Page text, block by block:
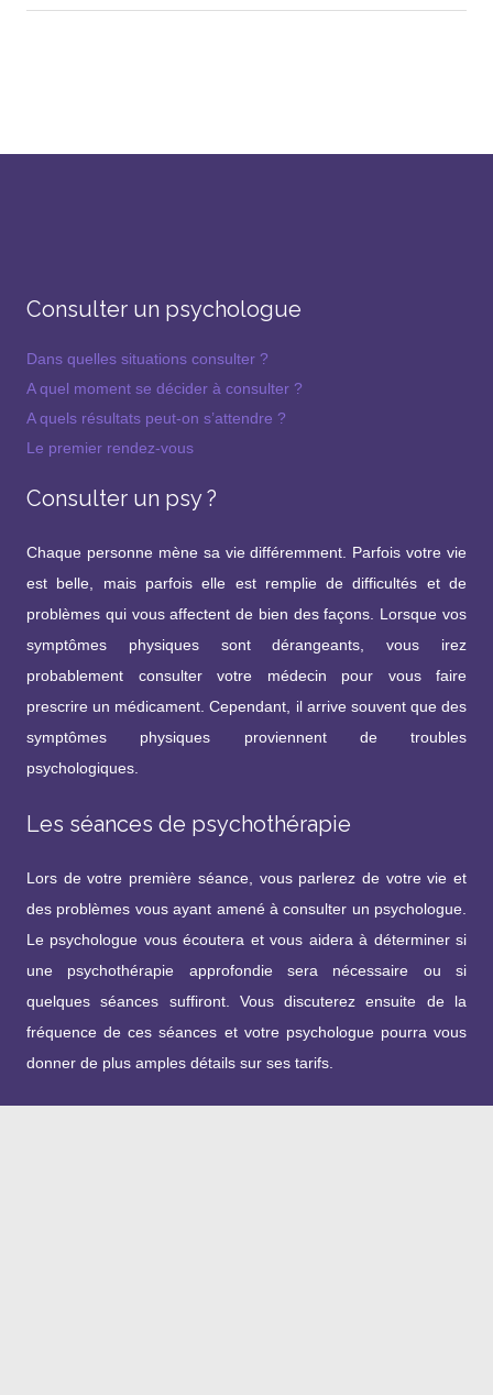
Consulter un psychologue
Dans quelles situations consulter ?
A quel moment se décider à consulter ?
A quels résultats peut-on s’attendre ?
Le premier rendez-vous
Consulter un psy ?
Chaque personne mène sa vie différemment. Parfois votre vie
est belle, mais parfois elle est remplie de difficultés et de
problèmes qui vous affectent de bien des façons. Lorsque vos
symptômes physiques sont dérangeants, vous irez
probablement consulter votre médecin pour vous faire
prescrire un médicament. Cependant, il arrive souvent que des
symptômes physiques proviennent de troubles
psychologiques.
Les séances de psychothérapie
Lors de votre première séance, vous parlerez de votre vie et
des problèmes vous ayant amené à consulter un psychologue.
Le psychologue vous écoutera et vous aidera à déterminer si
une psychothérapie approfondie sera nécessaire ou si
quelques séances suffiront. Vous discuterez ensuite de la
fréquence de ces séances et votre psychologue pourra vous
donner de plus amples détails sur ses tarifs.